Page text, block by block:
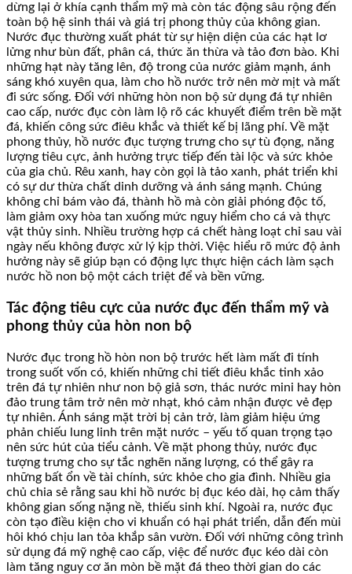
dừng lại ở khía cạnh thẩm mỹ mà còn tác động sâu rộng đến
toàn bộ hệ sinh thái và giá trị phong thủy của không gian.
Nước đục thường xuất phát từ sự hiện diện của các hạt lơ
lửng như bùn đất, phân cá, thức ăn thừa và tảo đơn bào. Khi
những hạt này tăng lên, độ trong của nước giảm mạnh, ánh
sáng khó xuyên qua, làm cho hồ nước trở nên mờ mịt và mất
đi sức sống. Đối với những hòn non bộ sử dụng đá tự nhiên
cao cấp, nước đục còn làm lộ rõ các khuyết điểm trên bề mặt
đá, khiến công sức điêu khắc và thiết kế bị lãng phí. Về mặt
phong thủy, hồ nước đục tượng trưng cho sự tù đọng, năng
lượng tiêu cực, ảnh hưởng trực tiếp đến tài lộc và sức khỏe
của gia chủ. Rêu xanh, hay còn gọi là tảo xanh, phát triển khi
có sự dư thừa chất dinh dưỡng và ánh sáng mạnh. Chúng
không chỉ bám vào đá, thành hồ mà còn giải phóng độc tố,
làm giảm oxy hòa tan xuống mức nguy hiểm cho cá và thực
vật thủy sinh. Nhiều trường hợp cá chết hàng loạt chỉ sau vài
ngày nếu không được xử lý kịp thời. Việc hiểu rõ mức độ ảnh
hưởng này sẽ giúp bạn có động lực thực hiện cách làm sạch
nước hồ non bộ một cách triệt để và bền vững.
Tác động tiêu cực của nước đục đến thẩm mỹ và
phong thủy của hòn non bộ
Nước đục trong hồ hòn non bộ trước hết làm mất đi tính
trong suốt vốn có, khiến những chi tiết điêu khắc tinh xảo
trên đá tự nhiên như non bộ giả sơn, thác nước mini hay hòn
đảo trung tâm trở nên mờ nhạt, khó cảm nhận được vẻ đẹp
tự nhiên. Ánh sáng mặt trời bị cản trở, làm giảm hiệu ứng
phản chiếu lung linh trên mặt nước – yếu tố quan trọng tạo
nên sức hút của tiểu cảnh. Về mặt phong thủy, nước đục
tượng trưng cho sự tắc nghẽn năng lượng, có thể gây ra
những bất ổn về tài chính, sức khỏe cho gia đình. Nhiều gia
chủ chia sẻ rằng sau khi hồ nước bị đục kéo dài, họ cảm thấy
không gian sống nặng nề, thiếu sinh khí. Ngoài ra, nước đục
còn tạo điều kiện cho vi khuẩn có hại phát triển, dẫn đến mùi
hôi khó chịu lan tỏa khắp sân vườn. Đối với những công trình
sử dụng đá mỹ nghệ cao cấp, việc để nước đục kéo dài còn
làm tăng nguy cơ ăn mòn bề mặt đá theo thời gian do các